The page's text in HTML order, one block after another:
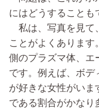
にはどうすることも
私は、写真を見て
ことがよくあります
側のプラズマ体、エ
です。例えば、ボデ
が好きな女性がいま
である割合がかなり